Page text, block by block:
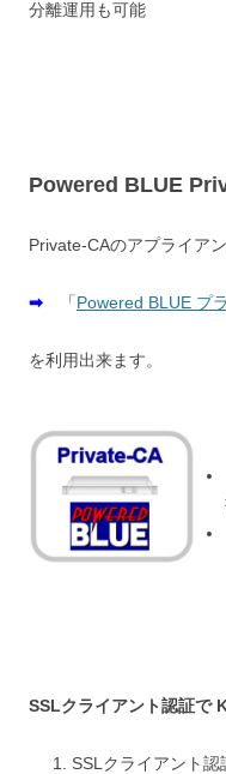
分離運用も可能
Powered BLUE
Private-CAのアプライア
➡ 「Powered BLUE プ
を利用出来ます。
SSLクライアント認証で
SSLクライアント認